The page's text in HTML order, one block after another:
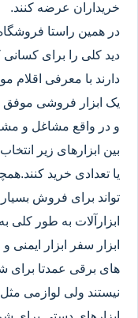
خریداران عرضه کنند.
در همین راستا
دید کلی را برای
دارند با معرفی اقلام
یک ابزار فروشی موفق
و در واقع مشاغل و
بین ابزارهای زیر
یا تعدادی خرید
تواند برای فروش
ابزارآلات به طور کلی
ابزار سفر ابزار
های برقی عمدتا برای
نیستند ولی لوازمی